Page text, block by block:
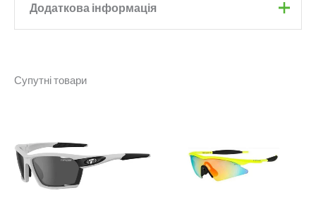
Додаткова інформація
Колір
Супутні товари
до